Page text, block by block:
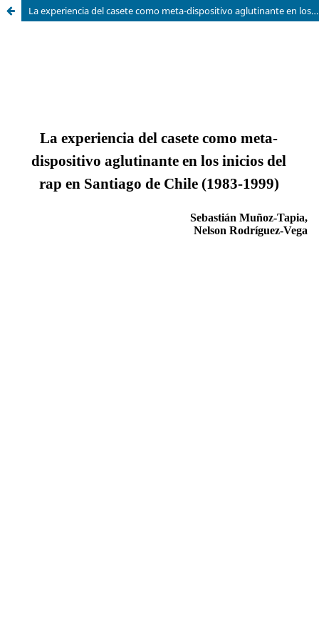
La experiencia del casete como meta-dispositivo aglutinante en los inicios del rap en Santiago de Chile (1983-1999)